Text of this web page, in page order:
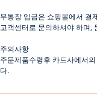
무통장 입금은 쇼핑몰에서 결
고객센터로 문의하셔야 하며
주의사항
주문제품수령후 카드사에서의
다.